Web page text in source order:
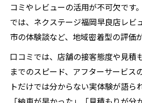
コミやレビューの活用が不可欠です
では、ネクステージ福岡早良店レビ
市の体験談など、地域密着型の評価
口コミでは、店舗の接客態度や見積
までのスピード、アフターサービス
トだけでは分からない実体験が語ら